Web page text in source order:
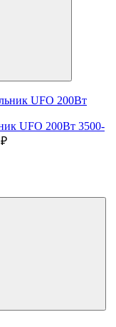
UFO 200Вт 3500-